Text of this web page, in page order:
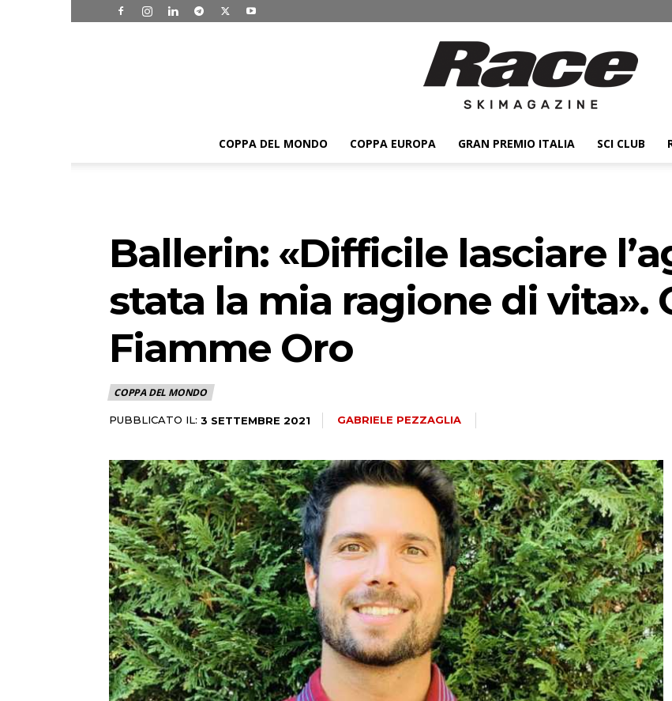
ski
COPPA DEL MONDO COPPA EUROPA GRAN PREMIO ITALIA SCI CLUB
Ballerin: «Difficile lasciare
stata la mia ragione di vita».
Fiamme Oro
COPPA DEL MONDO
PUBBLICATO IL: 3 SETTEMBRE 2021 GABRIELE PEZZAGLIA